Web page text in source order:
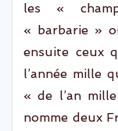
les «
« barbarie »
ensuite ceux
l’année mille
« de l’an
nomme deux